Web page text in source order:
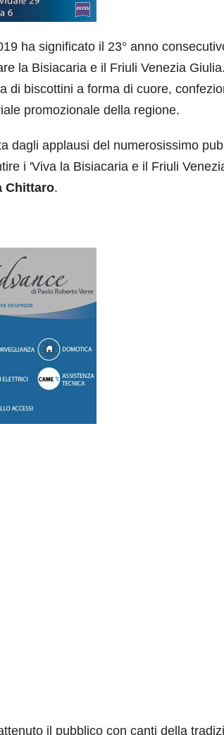
ha significato il 23° anno
la Bisiacaria e il Friuli Venezia
di biscottini a forma di cuore,
promozionale della regione.
dagli applausi del numerosissimo
i 'Viva la Bisiacaria e il Friuli
Chittaro.
il pubblico con canti della